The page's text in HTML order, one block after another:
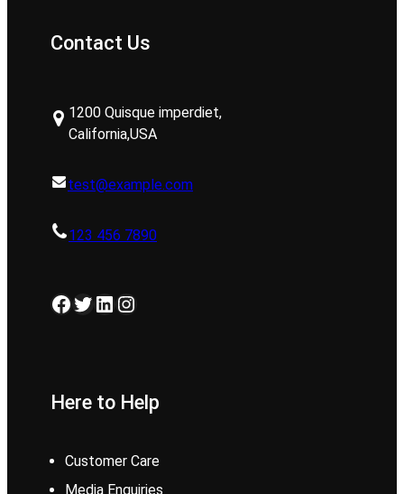
Contact Us
1200 Quisque imperdiet,
California,USA
test@example.com
123 456 7890
Facebook Twitter LinkedIn Instagram
Here to Help
Customer Care
Media Enquiries